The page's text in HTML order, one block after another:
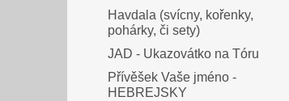
Havdala (svícny, kořenky,
pohárky, či sety)
JAD - Ukazovátko na Tóru
Přívěšek Vaše jméno -
HEBREJSKY